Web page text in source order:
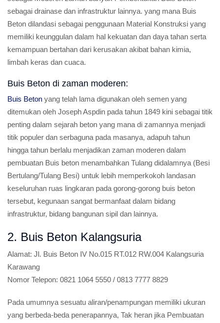
sebagai drainase dan infrastruktur lainnya. yang mana Buis
Beton dilandasi sebagai penggunaan Material Konstruksi yang
memiliki keunggulan dalam hal kekuatan dan daya tahan serta
kemampuan bertahan dari kerusakan akibat bahan kimia,
limbah keras dan cuaca.
Buis Beton di zaman moderen:
Buis Beton yang telah lama digunakan oleh semen yang
ditemukan oleh Joseph Aspdin pada tahun 1849 kini sebagai titik
penting dalam sejarah beton yang mana di zamannya menjadi
titik populer dan serbaguna pada masanya, adapuh tahun
hingga tahun berlalu menjadikan zaman moderen dalam
pembuatan Buis beton menambahkan Tulang didalamnya (Besi
Bertulang/Tulang Besi) untuk lebih memperkokoh landasan
keseluruhan ruas lingkaran pada gorong-gorong buis beton
tersebut, kegunaan sangat bermanfaat dalam bidang
infrastruktur, bidang bangunan sipil dan lainnya.
2. Buis Beton Kalangsuria
Alamat: Jl. Buis Beton IV No.015 RT.012 RW.004 Kalangsuria
Karawang
Nomor Telepon: 0821 1064 5550 / 0813 7777 8829
Pada umumnya sesuatu aliran/penampungan memiliki ukuran
yang berbeda-beda penerapannya, Tak heran jika Pembuatan